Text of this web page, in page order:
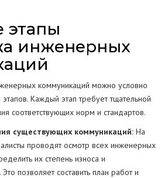
этапы
инженерных
коммуникаций можно условно
Каждый этап требует тщательной
соответствующих норм и стандартов.
существующих коммуникаций: На
проводят осмотр всех инженерных
их степень износа и
позволяет составить план работ и